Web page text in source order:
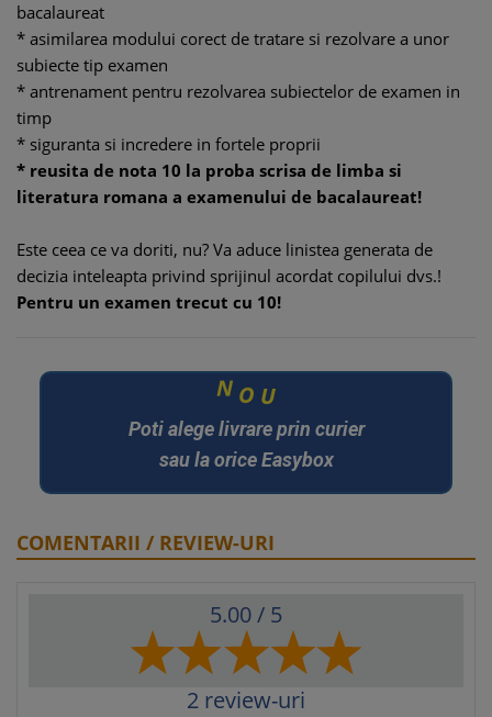
bacalaureat
* asimilarea modului corect de tratare si rezolvare a unor
subiecte tip examen
* antrenament pentru rezolvarea subiectelor de examen in
timp
* siguranta si incredere in fortele proprii
* reusita de nota 10 la proba scrisa de limba si
literatura romana a examenului de bacalaureat!
Este ceea ce va doriti, nu? Va aduce linistea generata de
decizia inteleapta privind sprijinul acordat copilului dvs.!
Pentru un examen trecut cu 10!
N O U
Poti alege livrare prin curier
sau la orice Easybox
COMENTARII / REVIEW-URI
5.00/ 5
2 review-uri